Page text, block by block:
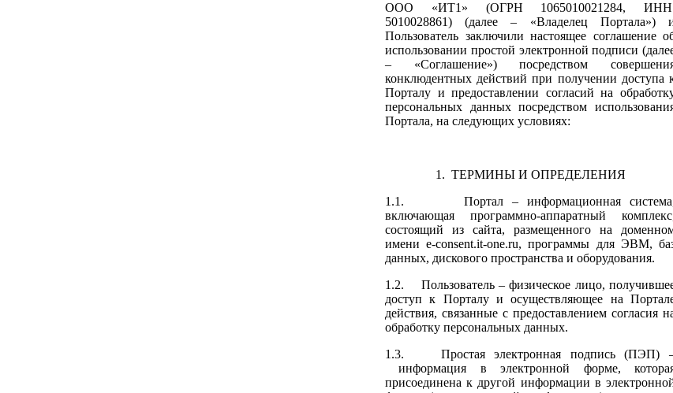
ООО «ИТ1» (ОГРН 1065010021284,
5010028861) (далее – «Владелец Портала»)
Пользователь заключили настоящее соглашение
использовании простой электронной подписи
– «Соглашение») посредством
конклюдентных действий при получении доступа
Порталу и предоставлении согласий на
персональных данных посредством
Портала, на следующих условиях:
1. ТЕРМИНЫ И ОПРЕДЕЛЕНИЯ
1.1. Портал – информационная
включающая программно-аппаратный
состоящий из сайта, размещенного на
имени e-consent.it-one.ru, программы для ЭВМ,
данных, дискового пространства и оборудования.
1.2. Пользователь – физическое лицо,
доступ к Порталу и осуществляющее на
действия, связанные с предоставлением согласия
обработку персональных данных.
1.3. Простая электронная подпись (ПЭП)
информация в электронной форме,
присоединена к другой информации в